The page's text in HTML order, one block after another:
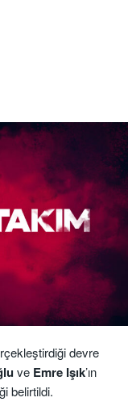
devre
ve Emre Işık’ın
belirtildi.